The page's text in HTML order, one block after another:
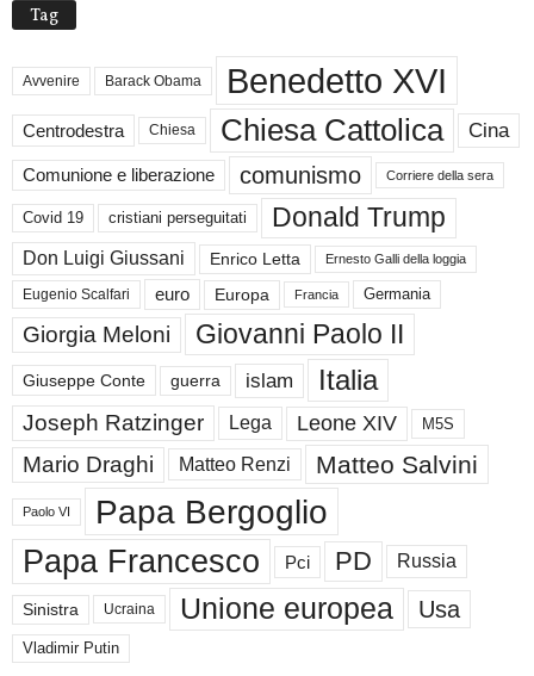
Tag
Avvenire Barack Obama Benedetto XVI
Centrodestra Chiesa Chiesa Cattolica Cina
Comunione e liberazione comunismo Corriere della sera
Covid 19 cristiani perseguitati Donald Trump
Don Luigi Giussani Enrico Letta Ernesto Galli della loggia
Eugenio Scalfari euro Europa Francia Germania
Giorgia Meloni Giovanni Paolo II
Giuseppe Conte guerra islam Italia
Joseph Ratzinger Lega Leone XIV M5S
Mario Draghi Matteo Renzi Matteo Salvini
Paolo VI Papa Bergoglio
Papa Francesco Pci PD Russia
Sinistra Ucraina Unione europea Usa
Vladimir Putin